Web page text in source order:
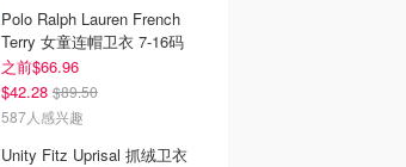
Polo Ralph Lauren French
Terry 女童连帽卫衣 7-16码
之前$66.96
$42.28 $89.50
587人感兴趣
Unity Fitz Uprisal 抓绒卫衣